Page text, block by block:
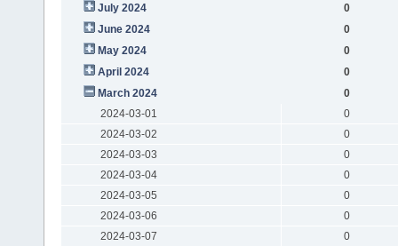
July 2024
0
June 2024
0
May 2024
0
April 2024
0
March 2024
0
2024-03-01
0
2024-03-02
0
2024-03-03
0
2024-03-04
0
2024-03-05
0
2024-03-06
0
2024-03-07
0